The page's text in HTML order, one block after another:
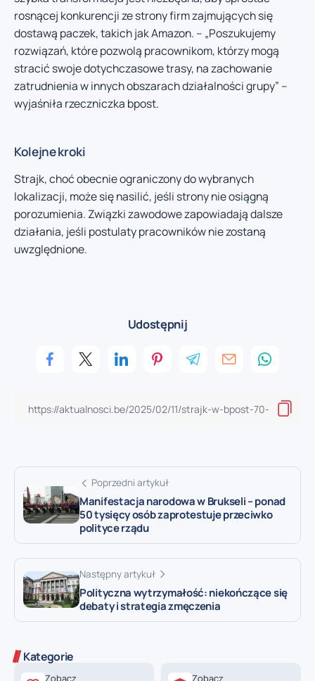
rosnącej konkurencji ze strony firm zajmujących się
dostawą paczek, takich jak Amazon. – „Poszukujemy
rozwiązań, które pozwolą pracownikom, którzy mogą
stracić swoje dotychczasowe trasy, na zachowanie
zatrudnienia w innych obszarach działalności grupy” –
wyjaśniła rzeczniczka bpost.
Kolejne kroki
Strajk, choć obecnie ograniczony do wybranych
lokalizacji, może się nasilić, jeśli strony nie osiągną
porozumienia. Związki zawodowe zapowiadają dalsze
działania, jeśli postulaty pracowników nie zostaną
uwzględnione.
Udostępnij
Poprzedni artykuł
Manifestacja narodowa w Brukseli – ponad
50 tysięcy osób zaprotestuje przeciwko
polityce rządu
Następny artykuł
Polityczna wytrzymałość: niekończące się
debaty i strategia zmęczenia
Kategorie
Zobacz Zobacz